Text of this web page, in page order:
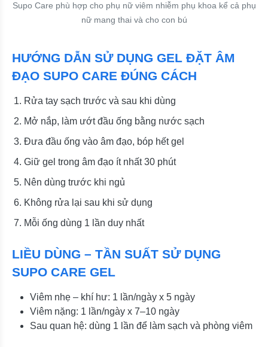
Supo Care phù hợp cho phụ nữ viêm nhiễm phụ khoa kể cả phụ
nữ mang thai và cho con bú
HƯỚNG DẪN SỬ DỤNG GEL ĐẶT ÂM
ĐẠO SUPO CARE ĐÚNG CÁCH
Rửa tay sạch trước và sau khi dùng
Mở nắp, làm ướt đầu ống bằng nước sạch
Đưa đầu ống vào âm đạo, bóp hết gel
Giữ gel trong âm đạo ít nhất 30 phút
Nên dùng trước khi ngủ
Không rửa lại sau khi sử dụng
Mỗi ống dùng 1 lần duy nhất
LIỀU DÙNG – TẦN SUẤT SỬ DỤNG
SUPO CARE GEL
Viêm nhẹ – khí hư: 1 lần/ngày x 5 ngày
Viêm nặng: 1 lần/ngày x 7–10 ngày
Sau quan hệ: dùng 1 lần để làm sạch và phòng viêm